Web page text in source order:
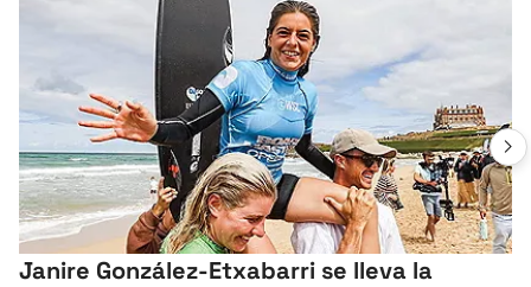
Janire González-Etxabarri se lleva la